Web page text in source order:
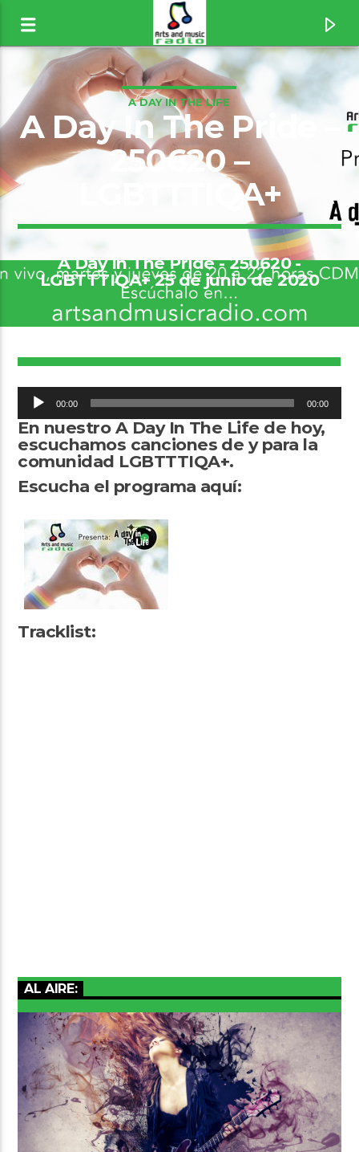
Whole Lotta Love [1wEy]
Arts And Music Radio
A DAY IN THE LIFE
A Day In The Pride –
250620 –
LGBTTTIQA+
A Day In The Pride - 250620 -
LGBTTTIQA+ 25 de junio de 2020
Reproductor
audio
00:00 00:00
En nuestro A Day In The Life de hoy,
escuchamos canciones de y para la
comunidad LGBTTTIQA+.
Escucha el programa aquí:
Tracklist:
AL AIRE: